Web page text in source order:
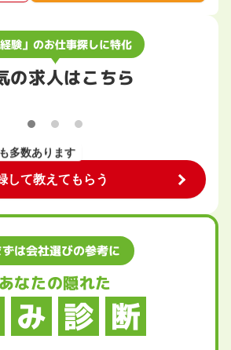
経験」のお仕事探しに特化
の求人はこちら
も多数あります
して教えてもらう
ずは会社選びの参考に
あなたの隠れた
み 診 断